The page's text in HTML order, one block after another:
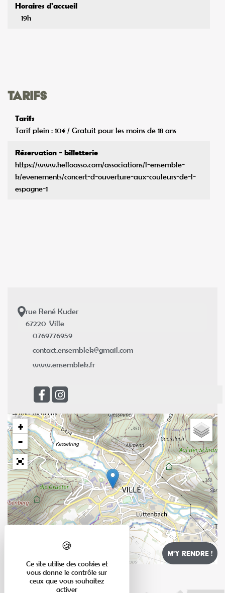
Horaires d'accueil
19h
Tarifs
Tarifs
Tarif plein : 10€ / Gratuit pour les moins de 18 ans
Réservation - billetterie
https://www.helloasso.com/associations/l-ensemble-
k/evenements/concert-d-ouverture-aux-couleurs-de-l-
espagne-1
rue René Kuder
67220 Ville
0769776959
contact.ensemblek@gmail.com
www.ensemblek.fr
+
−
Leaflet
Ce site utilise des cookies et
vous donne le contrôle sur
ceux que vous souhaitez
activer